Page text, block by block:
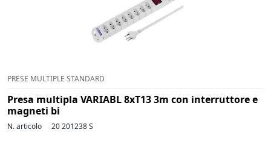
PRESE MULTIPLE STANDARD
Presa multipla VARIABL 8xT13 3m con interruttore e
magneti bi
N. articolo 20 201238 S